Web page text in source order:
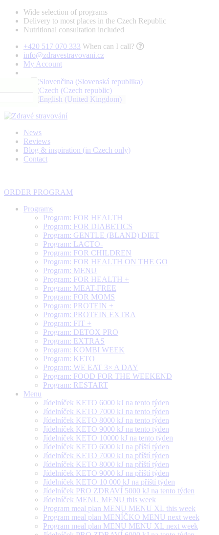
Wide selection of programs
Delivery to most places in the Czech Republic
Nutritional consultation included
+420 517 070 333 When can I call?
info@zdravestravovani.cz
My Account
News
Reviews
Blog & inspiration (in Czech only)
Contact
ORDER PROGRAM
Programs
Program: FOR HEALTH
Program: FOR DIABETICS
Program: GENTLE (BLAND) DIET
Program: LACTO-
Program: FOR CHILDREN
Program: FOR HEALTH ON THE GO
Program: MENU
Program: FOR HEALTH +
Program: MEAT-FREE
Program: FOR MOMS
Program: PROTEIN +
Program: PROTEIN EXTRA
Program: FIT +
Program: DETOX PRO
Program: EXTRAS
Program: KOMBI WEEK
Program: KETO
Program: WE EAT 3× A DAY
Program: FOOD FOR THE WEEKEND
Program: RESTART
Menu
Jídelníček KETO 6000 kJ na tento týden
Jídelníček KETO 7000 kJ na tento týden
Jídelníček KETO 8000 kJ na tento týden
Jídelníček KETO 9000 kJ na tento týden
Jídelníček KETO 10000 kJ na tento týden
Jídelníček KETO 6000 kJ na příští týden
Jídelníček KETO 7000 kJ na příští týden
Jídelníček KETO 8000 kJ na příští týden
Jídelníček KETO 9000 kJ na příští týden
Jídelníček KETO 10 000 kJ na příští týden
Jídelníček PRO ZDRAVÍ 5000 kJ na tento týden
Jídelníček MENU MENU this week
Program meal plan MENU MENU XL this week
Program meal plan MENÍČKO MENU next week
Program meal plan MENU MENU XL next week